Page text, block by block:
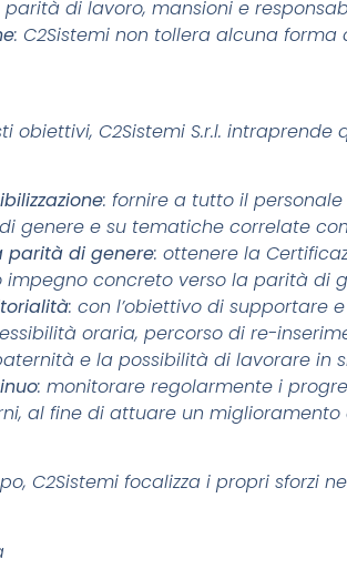
parità di lavoro, mansioni e
: C2Sistemi non tollera alcuna
obiettivi, C2Sistemi S.r.l.
: fornire a tutto il
genere e su tematiche correlate
parità di genere: ottenere la
concreto verso la parità di
: con l’obiettivo di supportare
oraria, percorso di re-
e la possibilità di lavorare in
: monitorare regolarmente i
al fine di attuare un miglioramento
C2Sistemi focalizza i propri sforzi